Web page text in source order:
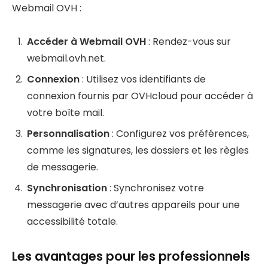
Webmail OVH :
Accéder à Webmail OVH: Rendez-vous sur
webmail.ovh.net.
Connexion: Utilisez vos identifiants de
connexion fournis par OVHcloud pour accéder à
votre boîte mail.
Personnalisation: Configurez vos préférences,
comme les signatures, les dossiers et les règles
de messagerie.
Synchronisation: Synchronisez votre
messagerie avec d’autres appareils pour une
accessibilité totale.
Les avantages pour les professionnels